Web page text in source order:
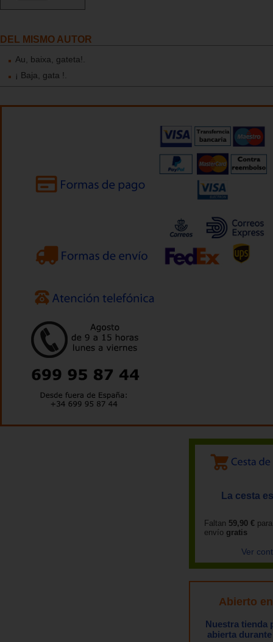
DEL MISMO AUTOR
Au, baixa, gateta!.
¡ Baja, gata !.
La cesta
Faltan 59,90 €
envío gratis
Ver
Abierto
Nuestra tienda
abierta